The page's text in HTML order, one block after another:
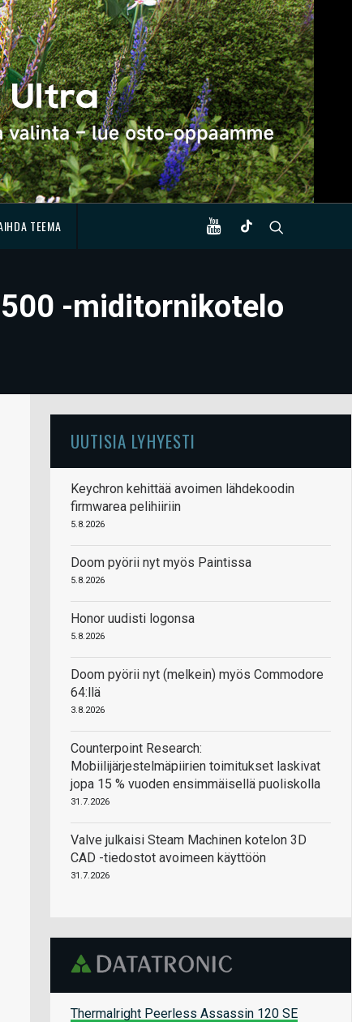
TEEMA
-miditornikotelo
UUTISIA LYHYESTI
Keychron kehittää avoimen lähdekoodin
firmwarea pelihiiriin
5.8.2026
Doom pyörii nyt myös Paintissa
5.8.2026
Honor uudisti logonsa
5.8.2026
Doom pyörii nyt (melkein) myös Commodore
64:llä
3.8.2026
Counterpoint Research:
Mobiilijärjestelmäpiirien toimitukset laskivat
jopa 15 % vuoden ensimmäisellä puoliskolla
31.7.2026
Valve julkaisi Steam Machinen kotelon 3D
CAD -tiedostot avoimeen käyttöön
31.7.2026
Thermalright Peerless Assassin 120 SE